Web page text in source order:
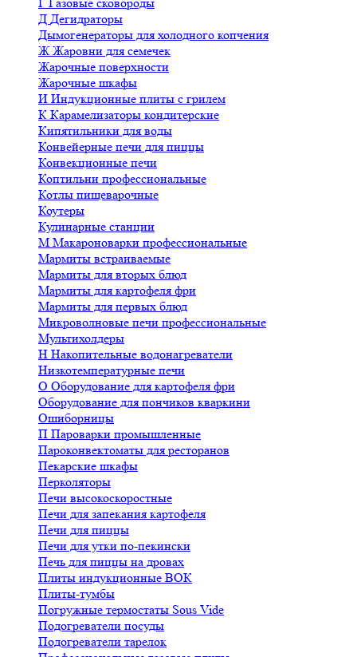
Д Дегидраторы
Дымогенераторы для холодного копчения
ЖЖаровни для семечек
Жарочные поверхности
Жарочные шкафы
И Индукционные плиты с грилем
К Карамелизаторы кондитерские
Кипятильники для воды
Конвейерные печи для пиццы
Конвекционные печи
Коптильни профессиональные
Котлы пищеварочные
Коутеры
Кулинарные станции
М Макароноварки профессиональные
Мармиты встраиваемые
Мармиты для вторых блюд
Мармиты для картофеля фри
Мармиты для первых блюд
Микроволновые печи профессиональные
Мультихолдеры
Н Накопительные водонагреватели
Низкотемпературные печи
О Оборудование для картофеля фри
Оборудование для пончиков кваркини
Ошиборницы
П Пароварки промышленные
Пароконвектоматы для ресторанов
Пекарские шкафы
Перколяторы
Печи высокоскоростные
Печи для запекания картофеля
Печи для пиццы
Печи для утки по-пекински
Печь для пиццы на дровах
Плиты индукционные ВОК
Плиты-тумбы
Погружные термостаты Sous Vide
Подогреватели посуды
Подогреватели тарелок